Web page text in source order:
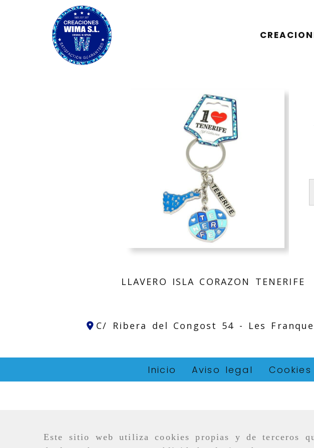
Este sitio web utiliza cookies propias y de terceros
LLAVERO ISLA CORAZON TENERIFE
C/ Ribera del Congost 54 - Les
Inicio Aviso legal Cookies